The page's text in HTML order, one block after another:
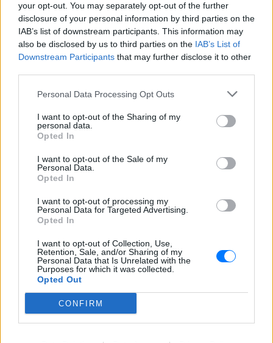
your opt-out. You may separately opt-out of the further
disclosure of your personal information by third parties on the
IAB’s list of downstream participants. This information may
also be disclosed by us to third parties on the IAB’s List of
Downstream Participants that may further disclose it to other
Personal Data Processing Opt Outs
I want to opt-out of the Sharing of my
personal data.
Opted In
I want to opt-out of the Sale of my
Personal Data.
Opted In
I want to opt-out of processing my
Personal Data for Targeted Advertising.
Opted In
I want to opt-out of Collection, Use,
Retention, Sale, and/or Sharing of my
Personal Data that Is Unrelated with the
Purposes for which it was collected.
Opted Out
CONFIRM
Ακολουθήστε το E-Radio.gr στο
και μάθετε πρώτοιτα πιο hot νέα
Διαβάστε περισσότερα θέματα για
Ομορφιά,Σχέσεις
Ακολουθήστε το E-Radio.gr και στο Instagram